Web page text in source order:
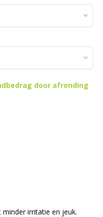
door afronding
irritatie en jeuk.